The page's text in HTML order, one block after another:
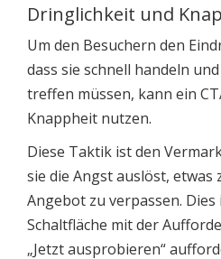
Dringlichkeit und
Um den Besuchern den
dass sie schnell handeln
treffen müssen, kann ein
Knappheit nutzen.
Diese Taktik ist den
sie die Angst auslöst, etwas
Angebot zu verpassen. Dies
Schaltfläche mit der
„Jetzt ausprobieren“